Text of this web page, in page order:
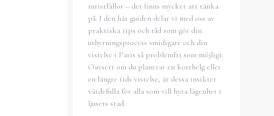
turistfällor – det finns mycket att tänka
på. I den här guiden delar vi med oss av
praktiska tips och råd som gör din
uthyrningsprocess smidigare och din
vistelse i Paris så problemfri som möjligt.
Oavsett om du planerar en korthelg eller
en längre tids vistelse, är dessa insikter
värdefulla för alla som vill hyra lägenhet i
ljusets stad.